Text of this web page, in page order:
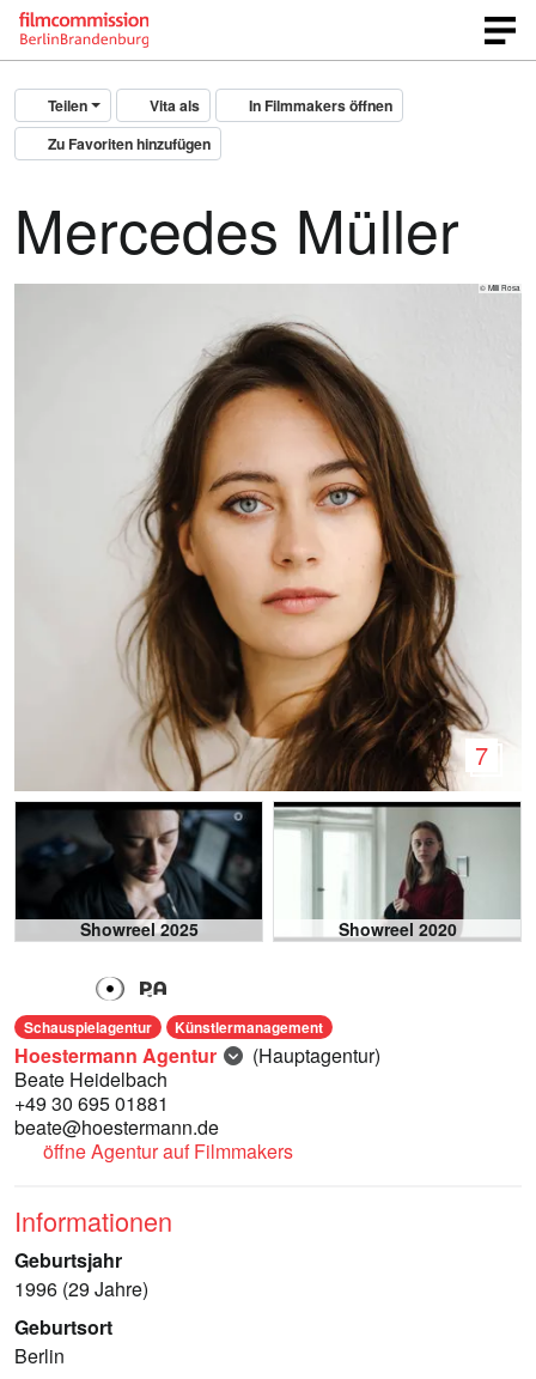
Teilen Vita als
In Filmmakers öffnen
Zu Favoriten hinzufügen
Mercedes Müller
© Milli Rosa
7
Showreel 2025 Showreel 2020
Schauspielagentur Künstlermanagement
Hoestermann Agentur
(Hauptagentur)
Beate Heidelbach
+49 30 695 01881
beate@hoestermann.de
öffne Agentur auf Filmmakers
Informationen
Geburtsjahr
1996 (29 Jahre)
Geburtsort
Berlin